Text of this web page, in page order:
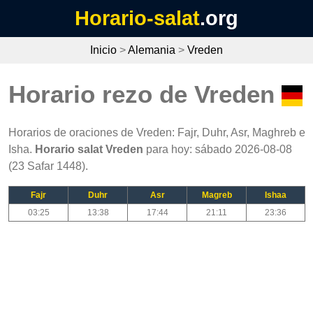
Horario-salat.org
Inicio >Alemania > Vreden
Horario rezo de Vreden
Horarios de oraciones de Vreden: Fajr, Duhr, Asr, Maghreb e
Isha. Horario salat Vreden para hoy: sábado 2026-08-08
(23 Safar 1448).
Fajr Duhr Asr Magreb
Ishaa
03:25
13:38 17:44 21:11 23:36